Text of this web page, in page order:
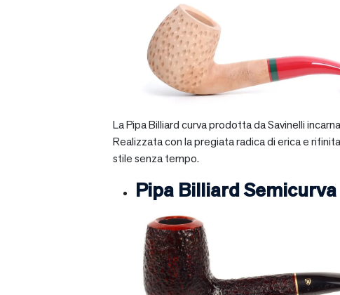
La Pipa Billiard curva prodotta da Savinelli
Realizzata con la pregiata radica di erica e
stile senza tempo.
Pipa Billiard Semicurva